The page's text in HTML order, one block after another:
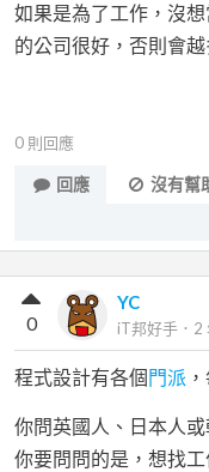
如果是為了工作，沒
的公司很好，否則會
0 則回應
回應
沒有幫
YC
iT邦好手 ． 2
0
程式設計有各個門派
你問英國人、日本人
你要問問的是，想找